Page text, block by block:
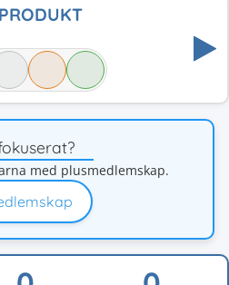
med plusmedlemskap.